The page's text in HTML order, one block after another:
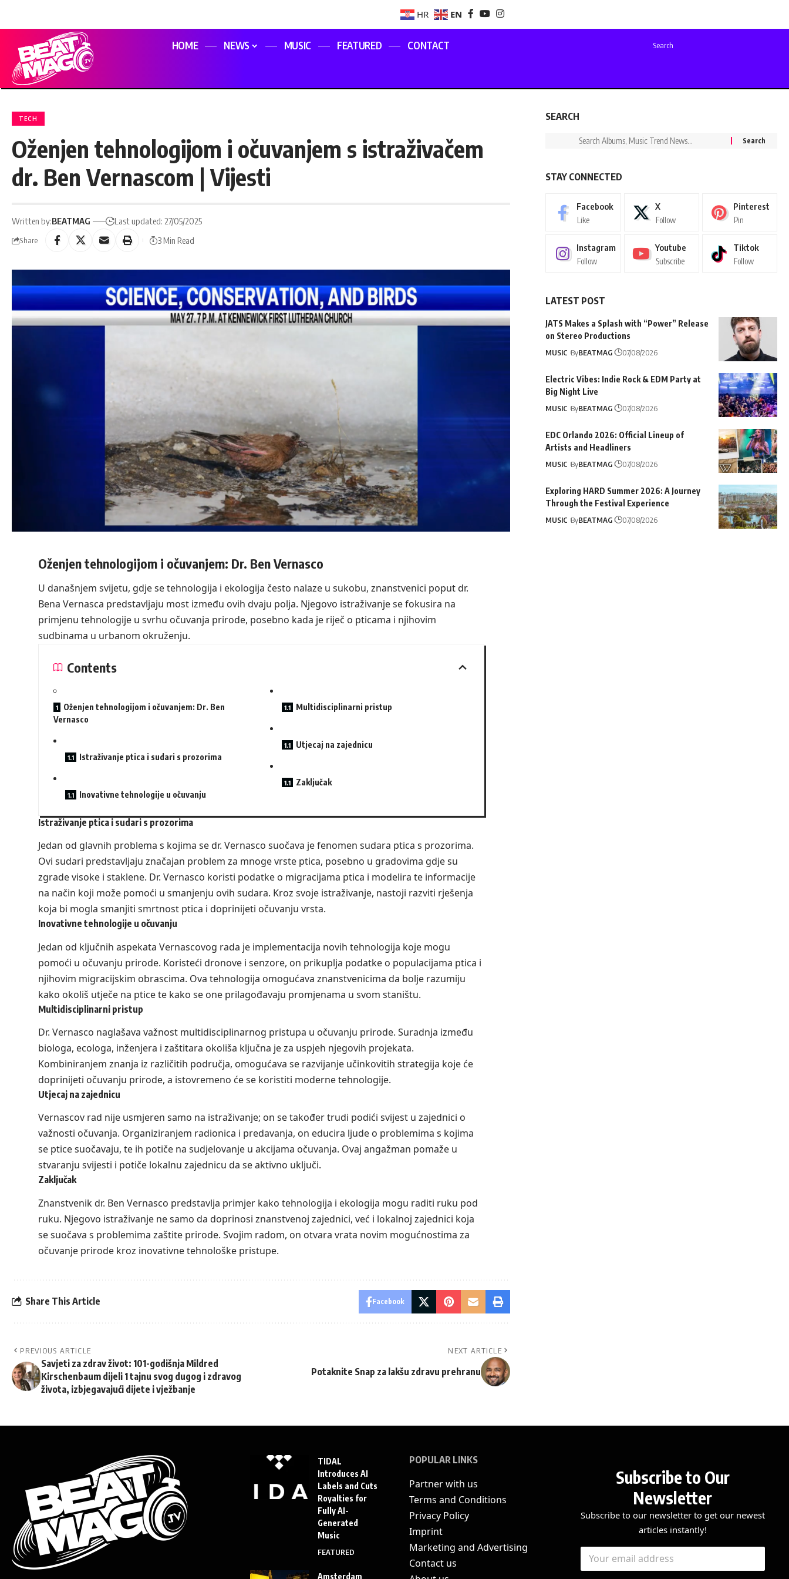
HR EN
HOME NEWS MUSIC FEATURED CONTACT Search
TECH
Oženjen tehnologijom i očuvanjem s istraživačem
dr. Ben Vernascom | Vijesti
Written by:BEATMAG Last updated: 27/05/2025
Share 3 Min Read
Oženjen tehnologijom i očuvanjem: Dr. Ben Vernasco
U današnjem svijetu, gdje se tehnologija i ekologija često nalaze u sukobu, znanstvenici poput dr.
Bena Vernasca predstavljaju most između ovih dvaju polja. Njegovo istraživanje se fokusira na
primjenu tehnologije u svrhu očuvanja prirode, posebno kada je riječ o pticama i njihovim
sudbinama u urbanom okruženju.
Contents
Oženjen tehnologijom i očuvanjem: Dr. Ben
Vernasco
Istraživanje ptica i sudari s prozorima
Inovativne tehnologije u očuvanju
Multidisciplinarni pristup
Utjecaj na zajednicu
Zaključak
Istraživanje ptica i sudari s prozorima
Jedan od glavnih problema s kojima se dr. Vernasco suočava je fenomen sudara ptica s prozorima.
Ovi sudari predstavljaju značajan problem za mnoge vrste ptica, posebno u gradovima gdje su
zgrade visoke i staklene. Dr. Vernasco koristi podatke o migracijama ptica i modelira te informacije
na način koji može pomoći u smanjenju ovih sudara. Kroz svoje istraživanje, nastoji razviti rješenja
koja bi mogla smanjiti smrtnost ptica i doprinijeti očuvanju vrsta.
Inovativne tehnologije u očuvanju
Jedan od ključnih aspekata Vernascovog rada je implementacija novih tehnologija koje mogu
pomoći u očuvanju prirode. Koristeći dronove i senzore, on prikuplja podatke o populacijama ptica i
njihovim migracijskim obrascima. Ova tehnologija omogućava znanstvenicima da bolje razumiju
kako okoliš utječe na ptice te kako se one prilagođavaju promjenama u svom staništu.
Multidisciplinarni pristup
Dr. Vernasco naglašava važnost multidisciplinarnog pristupa u očuvanju prirode. Suradnja između
biologa, ecologa, inženjera i zaštitara okoliša ključna je za uspjeh njegovih projekata.
Kombiniranjem znanja iz različitih područja, omogućava se razvijanje učinkovitih strategija koje će
doprinijeti očuvanju prirode, a istovremeno će se koristiti moderne tehnologije.
Utjecaj na zajednicu
Vernascov rad nije usmjeren samo na istraživanje; on se također trudi podići svijest u zajednici o
važnosti očuvanja. Organiziranjem radionica i predavanja, on educira ljude o problemima s kojima
se ptice suočavaju, te ih potiče na sudjelovanje u akcijama očuvanja. Ovaj angažman pomaže u
stvaranju svijesti i potiče lokalnu zajednicu da se aktivno uključi.
Zaključak
Znanstvenik dr. Ben Vernasco predstavlja primjer kako tehnologija i ekologija mogu raditi ruku pod
ruku. Njegovo istraživanje ne samo da doprinosi znanstvenoj zajednici, već i lokalnoj zajednici koja
se suočava s problemima zaštite prirode. Svojim radom, on otvara vrata novim mogućnostima za
očuvanje prirode kroz inovativne tehnološke pristupe.
Share This Article Facebook
PREVIOUS ARTICLE
Savjeti za zdrav život: 101-godišnja Mildred
Kirschenbaum dijeli 1 tajnu svog dugog i zdravog
života, izbjegavajući dijete i vježbanje
NEXT ARTICLE
Potaknite Snap za lakšu zdravu prehranu
SEARCH
STAY CONNECTED
Facebook
Like
X
Follow
Pinterest
Pin
Instagram
Follow
Youtube
Subscribe
Tiktok
Follow
LATEST POST
JATS Makes a Splash with “Power” Release
on Stereo Productions
MUSIC ByBEATMAG 07/08/2026
Electric Vibes: Indie Rock & EDM Party at
Big Night Live
MUSIC ByBEATMAG 07/08/2026
EDC Orlando 2026: Official Lineup of
Artists and Headliners
MUSIC ByBEATMAG 07/08/2026
Exploring HARD Summer 2026: A Journey
Through the Festival Experience
MUSIC ByBEATMAG 07/08/2026
TIDAL
Introduces AI
Labels and Cuts
Royalties for
Fully AI-
Generated
Music
FEATURED
Amsterdam
POPULAR LINKS
Partner with us
Terms and Conditions
Privacy Policy
Imprint
Marketing and Advertising
Contact us
Subscribe to Our
Newsletter
Subscribe to our newsletter to get our newest
articles instantly!
m
a
m
a
E
a